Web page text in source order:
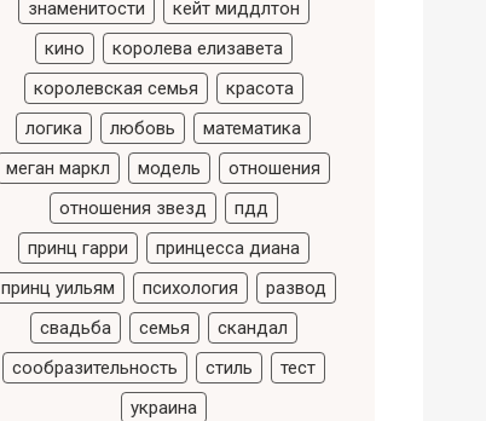
знаменитости
кейт миддлтон
кино
королева елизавета
королевская семья
красота
логика
любовь
математика
меган маркл
модель
отношения
отношения звезд
пдд
принц гарри
принцесса диана
принц уильям
психология
развод
свадьба
семья
скандал
сообразительность
стиль
тест
украина